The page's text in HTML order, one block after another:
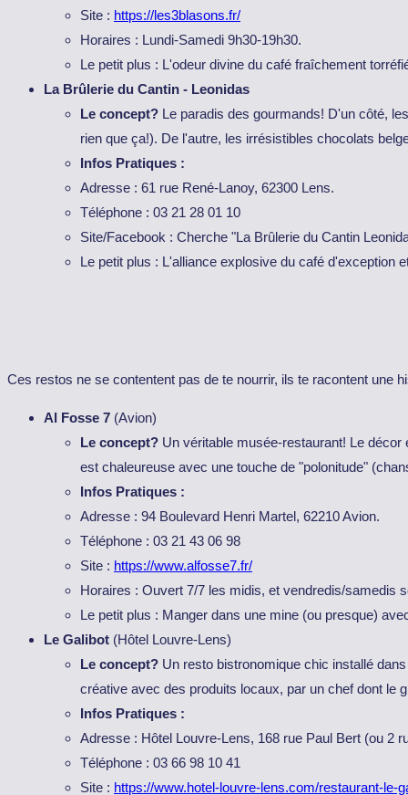
Site : https://les3blasons.fr/
Horaires : Lundi-Samedi 9h30-19h30.
Le petit plus : L'odeur divine du café fraîchement
La Brûlerie du Cantin - Leonidas
Le concept? Le paradis des gourmands! D'un côté,
rien que ça!). De l'autre, les irrésistibles chocolats
Infos Pratiques :
Adresse : 61 rue René-Lanoy, 62300 Lens.
Téléphone : 03 21 28 01 10
Site/Facebook : Cherche "La Brûlerie du Cantin
Le petit plus : L'alliance explosive du café d'exception
Ces restos ne se contentent pas de te nourrir, ils te racontent une
Al Fosse 7 (Avion)
Le concept? Un véritable musée-restaurant! Le
est chaleureuse avec une touche de "polonitude"
Infos Pratiques :
Adresse : 94 Boulevard Henri Martel, 62210 Avion.
Téléphone : 03 21 43 06 98
Site : https://www.alfosse7.fr/
Horaires : Ouvert 7/7 les midis, et vendredis/samedis
Le petit plus : Manger dans une mine (ou presque)
Le Galibot (Hôtel Louvre-Lens)
Le concept? Un resto bistronomique chic installé
créative avec des produits locaux, par un chef dont le
Infos Pratiques :
Adresse : Hôtel Louvre-Lens, 168 rue Paul Bert (ou 2
Téléphone : 03 66 98 10 41
Site : https://www.hotel-louvre-lens.com/restaurant-le-